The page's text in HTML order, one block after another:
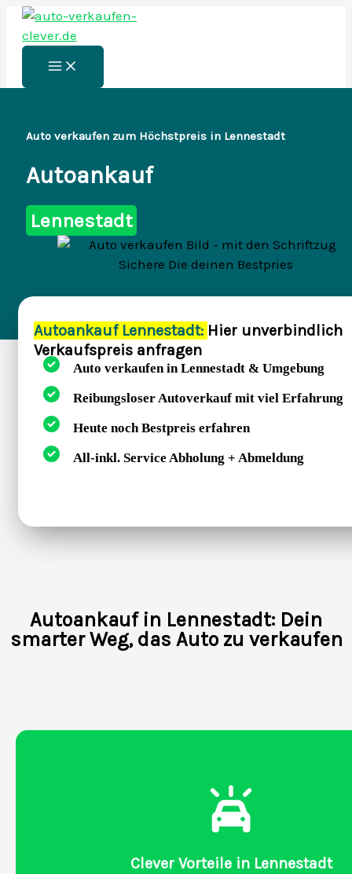
Zum
Inhalt
springen
Main
Menu
Auto verkaufen zum Höchstpreis in Lennestadt
Autoankauf
Lennestadt
Autoankauf Lennestadt: Hier unverbindlich
Verkaufspreis anfragen
Auto verkaufen in Lennestadt & Umgebung
Reibungsloser Autoverkauf mit viel Erfahrung
Heute noch Bestpreis erfahren
All-inkl. Service Abholung + Abmeldung
Autoankauf in Lennestadt: Dein
smarter Weg, das Auto zu verkaufen
Clever Vorteile in Lennestadt